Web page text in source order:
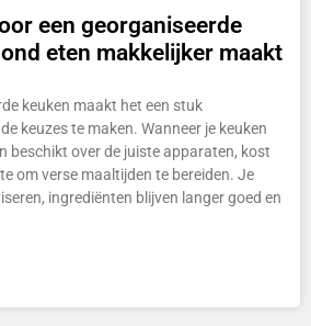
een georganiseerde
eten makkelijker maakt
keuken maakt het een stuk
keuzes te maken. Wanneer je keuken
beschikt over de juiste apparaten, kost
om verse maaltijden te bereiden. Je
ingrediënten blijven langer goed en